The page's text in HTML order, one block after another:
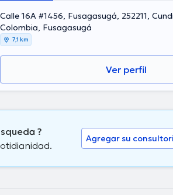
Calle 16A #1456, Fusagasugá, 252211,
Colombia, Fusagasugá
7,1 km
Ver perfil
?
Agregar su